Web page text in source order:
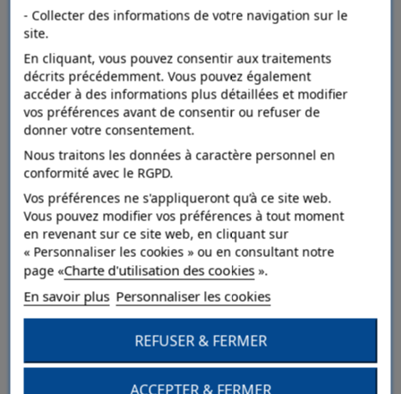
Ajouter au comparateur
- Collecter des informations de votre navigation sur le
site.
En cliquant, vous pouvez consentir aux traitements
décrits précédemment. Vous pouvez également
accéder à des informations plus détaillées et modifier
vos préférences avant de consentir ou refuser de
donner votre consentement.
Nous traitons les données à caractère personnel en
conformité avec le RGPD.
Vos préférences ne s'appliqueront qu’à ce site web.
Vous pouvez modifier vos préférences à tout moment
en revenant sur ce site web, en cliquant sur
« Personnaliser les cookies » ou en consultant notre
page «Charte d'utilisation des cookies».
En savoir plus Personnaliser les cookies
REFUSER & FERMER
ACCEPTER & FERMER